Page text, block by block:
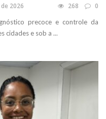
2026 268 0
precoce e controle da
cidades e sob a ...